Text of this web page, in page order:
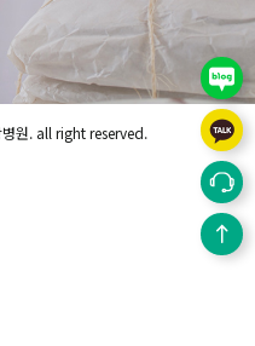
블로그
카카오
상담
TOP
원. all right reserved.